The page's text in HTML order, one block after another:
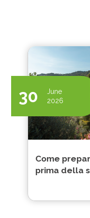
30
June
2026
Come
prima della